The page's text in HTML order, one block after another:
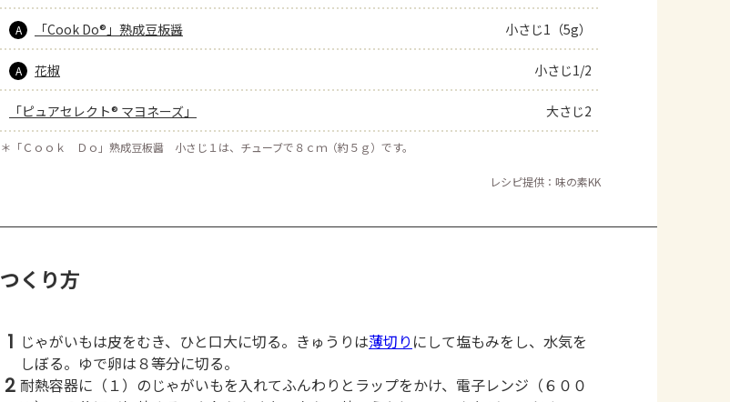
A 「Cook Do®」熟成豆板醤 小さじ1（5g）
A 花椒 小さじ1/2
「ピュアセレクト® マヨネーズ」 大さじ2
＊ 「Ｃｏｏｋ Ｄｏ」熟成豆板醤 小さじ１は、チューブで８ｃｍ（約５ｇ）です。
レシピ提供：味の素KK
つくり方
1 じゃがいもは皮をむき、ひと口大に切る。きゅうりは薄切り にして塩もみをし、水気を
しぼる。ゆで卵は８等分に切る。
2 耐熱容器に（１）のじゃがいもを入れてふんわりとラップをかけ、電子レンジ（６００